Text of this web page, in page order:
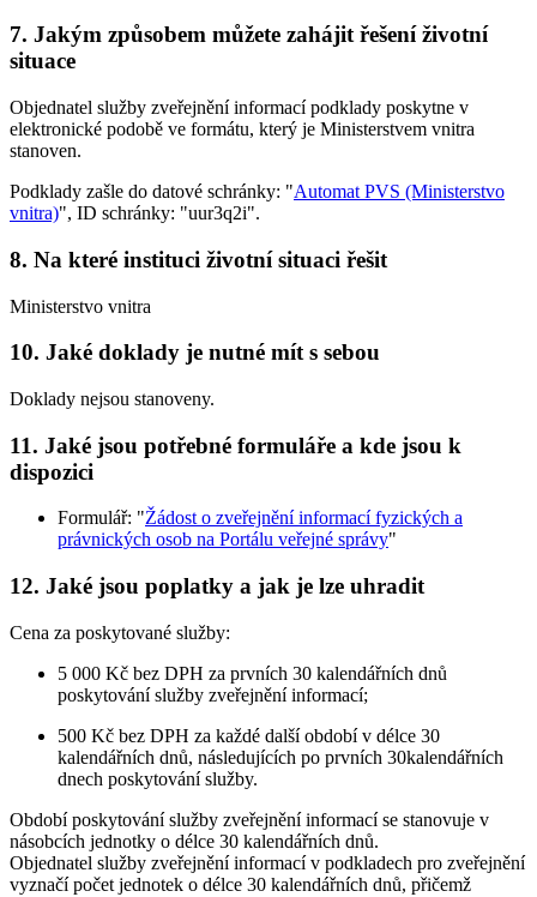
7. Jakým způsobem můžete zahájit řešení životní
situace
Objednatel služby zveřejnění informací podklady poskytne v
elektronické podobě ve formátu, který je Ministerstvem vnitra
stanoven.
Podklady zašle do datové schránky: "Automat PVS (Ministerstvo
vnitra)", ID schránky: "uur3q2i".
8. Na které instituci životní situaci řešit
Ministerstvo vnitra
10. Jaké doklady je nutné mít s sebou
Doklady nejsou stanoveny.
11. Jaké jsou potřebné formuláře a kde jsou k
dispozici
Formulář: "Žádost o zveřejnění informací fyzických a
právnických osob na Portálu veřejné správy"
12. Jaké jsou poplatky a jak je lze uhradit
Cena za poskytované služby:
5 000 Kč bez DPH za prvních 30 kalendářních dnů
poskytování služby zveřejnění informací;
500 Kč bez DPH za každé další období v délce 30
kalendářních dnů, následujících po prvních 30kalendářních
dnech poskytování služby.
Období poskytování služby zveřejnění informací se stanovuje v
násobcích jednotky o délce 30 kalendářních dnů.
Objednatel služby zveřejnění informací v podkladech pro zveřejnění
vyznačí počet jednotek o délce 30 kalendářních dnů, přičemž